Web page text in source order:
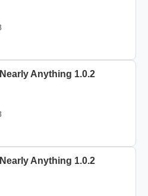
Anything 1.0.2
Anything 1.0.2